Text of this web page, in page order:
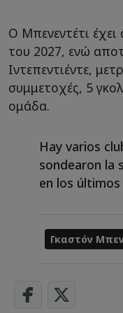
Ο Μπενεντέτι
του 2027, ενώ
Ιντεπεντιέντε,
συμμετοχές, 5
ομάδα.
Hay varios
sondearon la
en los
Γκαστόν